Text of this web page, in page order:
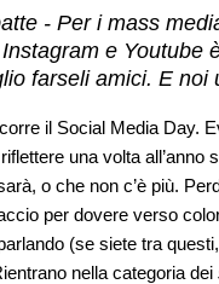
- Per i mass
e Youtube
farseli amici. E noi
il Social Media Day.
una volta all’anno
o che non c’è più.
per dovere verso
(se siete tra
nella categoria dei